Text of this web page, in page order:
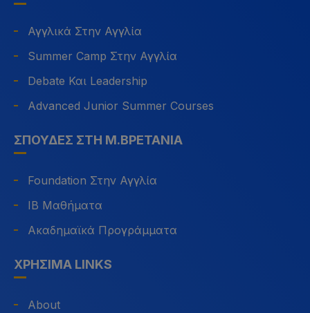
Αγγλικά Στην Αγγλία
Summer Camp Στην Αγγλία
Debate Και Leadership
Advanced Junior Summer Courses
ΣΠΟΥΔΈΣ ΣΤΗ Μ.ΒΡΕΤΑΝΊΑ
Foundation Στην Αγγλία
IB Μαθήματα
Ακαδημαϊκά Προγράμματα
ΧΡΉΣΙΜΑ LINKS
About